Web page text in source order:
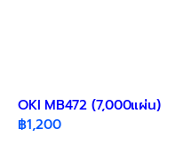
OKI MB472 (7,000แผ่น)
฿1,200